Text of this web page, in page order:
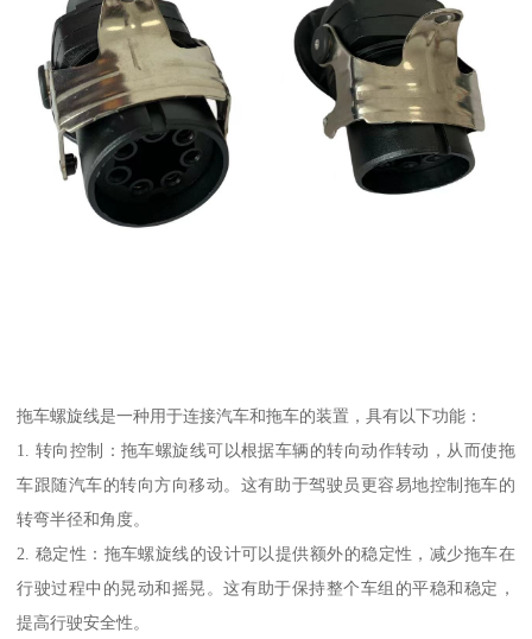
拖车螺旋线是一种用于连接汽车和拖车的装置，具有以下功能：
1. 转向控制：拖车螺旋线可以根据车辆的转向动作转动，从而使拖
车跟随汽车的转向方向移动。这有助于驾驶员更容易地控制拖车的
转弯半径和角度。
2. 稳定性：拖车螺旋线的设计可以提供额外的稳定性，减少拖车在
行驶过程中的晃动和摇晃。这有助于保持整个车组的平稳和稳定，
提高行驶安全性。